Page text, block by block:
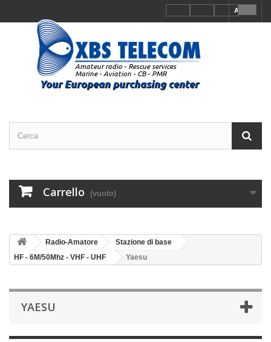
Accedi
Carrello (vuoto)
Radio-Amatore
Stazione di base
HF - 6M/50Mhz - VHF - UHF
Yaesu
YAESU